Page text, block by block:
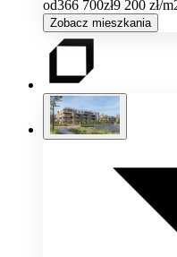
od366 700zł9 200 zł/
Zobacz mieszkania